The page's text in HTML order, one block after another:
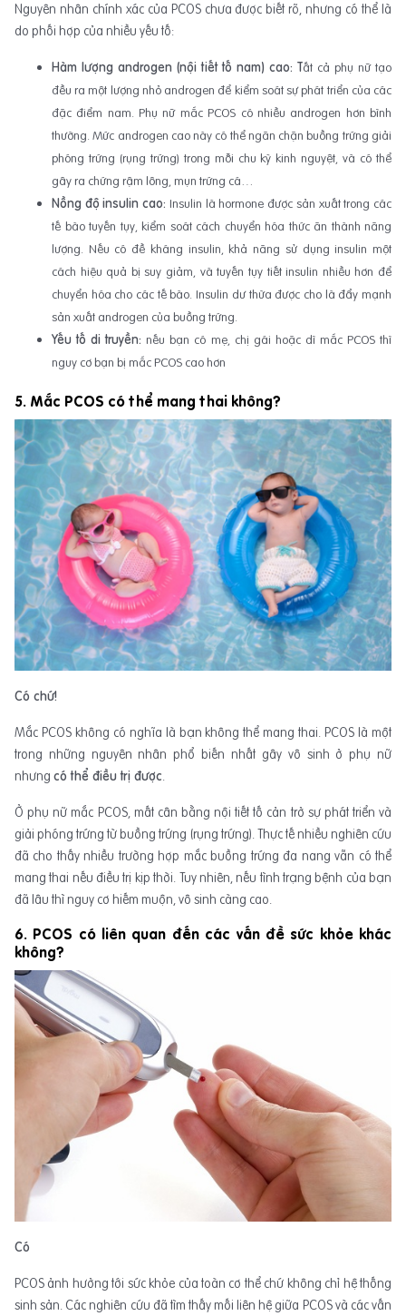
Nguyên nhân chính xác của PCOS chưa được biết rõ, nhưng có thể là
do phối hợp của nhiều yếu tố:
Hàm lượng androgen (nội tiết tố nam) cao: Tất cả phụ nữ tạo
đều ra một lượng nhỏ androgen để kiểm soát sự phát triển của các
đặc điểm nam. Phụ nữ mắc PCOS có nhiều androgen hơn bình
thường. Mức androgen cao này có thể ngăn chặn buồng trứng giải
phóng trứng (rụng trứng) trong mỗi chu kỳ kinh nguyệt, và có thể
gây ra chứng rậm lông, mụn trứng cá…
Nồng độ insulin cao: Insulin là hormone được sản xuất trong các
tế bào tuyến tụy, kiểm soát cách chuyển hóa thức ăn thành năng
lượng. Nếu có đề kháng insulin, khả năng sử dụng insulin một
cách hiệu quả bị suy giảm, và tuyến tụy tiết insulin nhiều hơn để
chuyển hóa cho các tế bào. Insulin dư thừa được cho là đẩy mạnh
sản xuất androgen của buồng trứng.
Yếu tố di truyền: nếu bạn có mẹ, chị gái hoặc dì mắc PCOS thì
nguy cơ bạn bị mắc PCOS cao hơn
5. Mắc PCOS có thể mang thai không?
Có chứ!
Mắc PCOS không có nghĩa là bạn không thể mang thai. PCOS là một
trong những nguyên nhân phổ biến nhất gây vô sinh ở phụ nữ
nhưng có thể điều trị được.
Ở phụ nữ mắc PCOS, mất cân bằng nội tiết tố cản trở sự phát triển và
giải phóng trứng từ buồng trứng (rụng trứng). Thực tế nhiều nghiên cứu
đã cho thấy nhiều trường hợp mắc buồng trứng đa nang vẫn có thể
mang thai nếu điều trị kịp thời. Tuy nhiên, nếu tình trạng bệnh của bạn
đã lâu thì nguy cơ hiếm muộn, vô sinh càng cao.
6. PCOS có liên quan đến các vấn đề sức khỏe khác
không?
Có
PCOS ảnh hưởng tới sức khỏe của toàn cơ thể chứ không chỉ hệ thống
sinh sản. Các nghiên cứu đã tìm thấy mối liên hệ giữa PCOS và các vấn